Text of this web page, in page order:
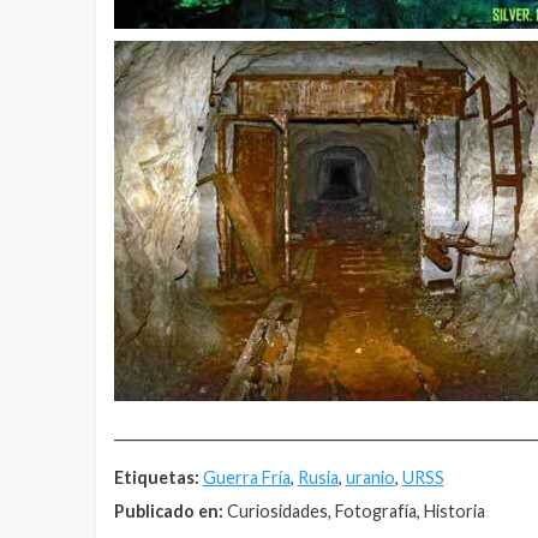
Etiquetas: Guerra Fría, Rusia, uranio, URSS
Publicado en: Curiosidades, Fotografía, Historia